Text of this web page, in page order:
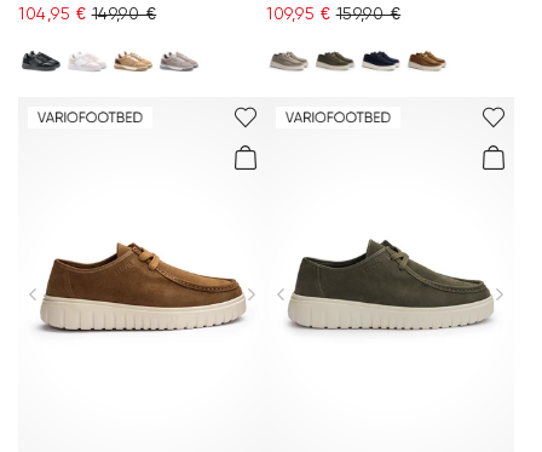
104,95 € 149,90 € 109,95 € 159,90 €